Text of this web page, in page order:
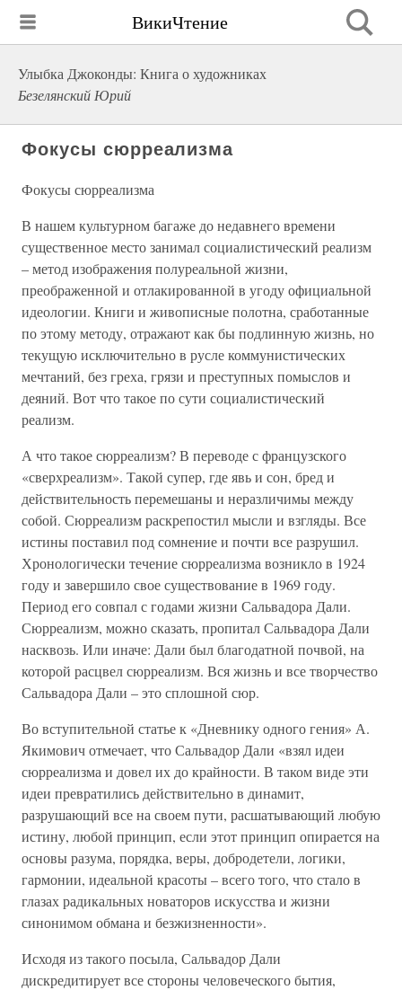
ВикиЧтение
Улыбка Джоконды: Книга о художниках
Безелянский Юрий
Фокусы сюрреализма
Фокусы сюрреализма
В нашем культурном багаже до недавнего времени
существенное место занимал социалистический реализм
– метод изображения полуреальной жизни,
преображенной и отлакированной в угоду официальной
идеологии. Книги и живописные полотна, сработанные
по этому методу, отражают как бы подлинную жизнь, но
текущую исключительно в русле коммунистических
мечтаний, без греха, грязи и преступных помыслов и
деяний. Вот что такое по сути социалистический
реализм.
А что такое сюрреализм? В переводе с французского
«сверхреализм». Такой супер, где явь и сон, бред и
действительность перемешаны и неразличимы между
собой. Сюрреализм раскрепостил мысли и взгляды. Все
истины поставил под сомнение и почти все разрушил.
Хронологически течение сюрреализма возникло в 1924
году и завершило свое существование в 1969 году.
Период его совпал с годами жизни Сальвадора Дали.
Сюрреализм, можно сказать, пропитал Сальвадора Дали
насквозь. Или иначе: Дали был благодатной почвой, на
которой расцвел сюрреализм. Вся жизнь и все творчество
Сальвадора Дали – это сплошной сюр.
Во вступительной статье к «Дневнику одного гения» А.
Якимович отмечает, что Сальвадор Дали «взял идеи
сюрреализма и довел их до крайности. В таком виде эти
идеи превратились действительно в динамит,
разрушающий все на своем пути, расшатывающий любую
истину, любой принцип, если этот принцип опирается на
основы разума, порядка, веры, добродетели, логики,
гармонии, идеальной красоты – всего того, что стало в
глазах радикальных новаторов искусства и жизни
синонимом обмана и безжизненности».
Исходя из такого посыла, Сальвадор Дали
дискредитирует все стороны человеческого бытия,